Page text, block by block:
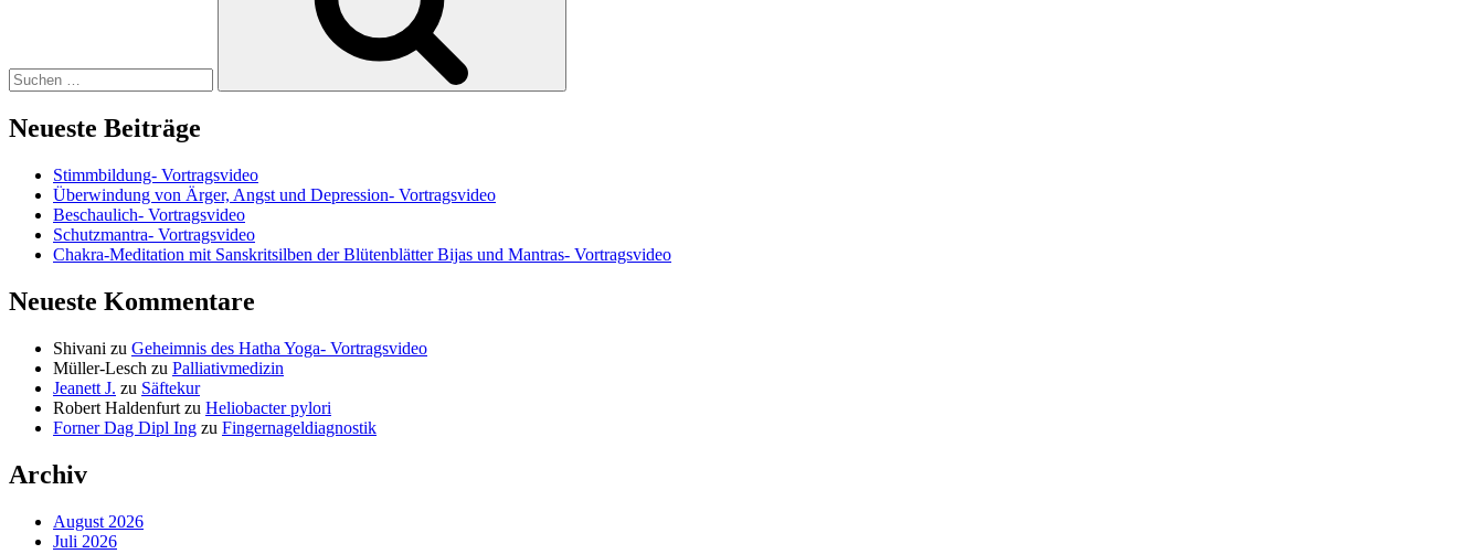
Neueste Beiträge
Stimmbildung- Vortragsvideo
Überwindung von Ärger, Angst und Depression- Vortragsvideo
Beschaulich- Vortragsvideo
Schutzmantra- Vortragsvideo
Chakra-Meditation mit Sanskritsilben der Blütenblätter Bijas und Mantras- Vortragsvideo
Neueste Kommentare
Shivani zu Geheimnis des Hatha Yoga- Vortragsvideo
Müller-Lesch zu Palliativmedizin
Jeanett J. zu Säftekur
Robert Haldenfurt zu Heliobacter pylori
Forner Dag Dipl Ing zu Fingernageldiagnostik
Archiv
August 2026
Juli 2026